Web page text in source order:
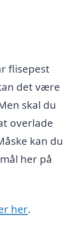
flisepest
det være
skal du
overlade
kan du
her på
her.